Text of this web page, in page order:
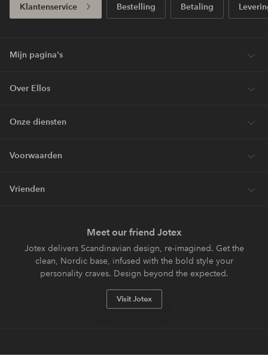
Klantenservice Bestelling Betaling
Mijn pagina's
Over Ellos
Onze diensten
Voorwaarden
Vrienden
Meet our friend Jotex
Jotex delivers Scandinavian design, re-imagined. Get the
clean, Nordic base, infused with the bold style your
personality craves. Design beyond the expected.
Visit Jotex